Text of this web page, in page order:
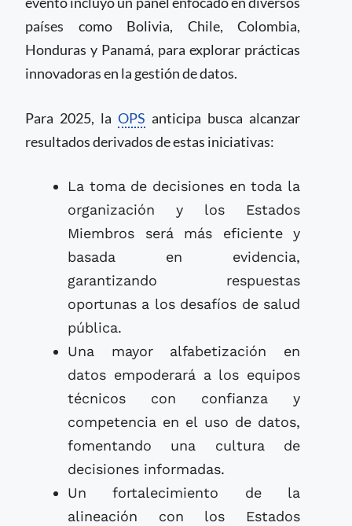
países como Bolivia, Chile, Colombia,
Honduras y Panamá, para explorar prácticas
innovadoras en la gestión de datos.
Para 2025, la OPS anticipa busca alcanzar
resultados derivados de estas iniciativas:
La toma de decisiones en toda la
organización y los Estados
Miembros será más eficiente y
basada en evidencia,
garantizando respuestas
oportunas a los desafíos de salud
pública.
Una mayor alfabetización en
datos empoderará a los equipos
técnicos con confianza y
competencia en el uso de datos,
fomentando una cultura de
decisiones informadas.
Un fortalecimiento de la
alineación con los Estados